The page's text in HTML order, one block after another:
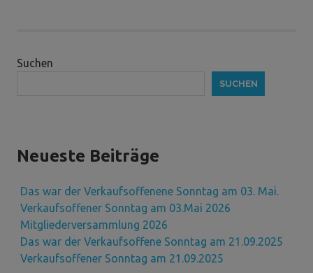
Suchen
SUCHEN
Neueste Beiträge
Das war der Verkaufsoffenene Sonntag am 03. Mai.
Verkaufsoffener Sonntag am 03.Mai 2026
Mitgliederversammlung 2026
Das war der Verkaufsoffene Sonntag am 21.09.2025
Verkaufsoffener Sonntag am 21.09.2025